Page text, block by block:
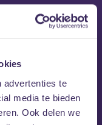
advertenties te
media te bieden
Ook delen we
rock-‘n-roll. Met
en
die